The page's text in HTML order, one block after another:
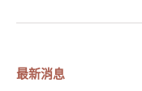
最新消息